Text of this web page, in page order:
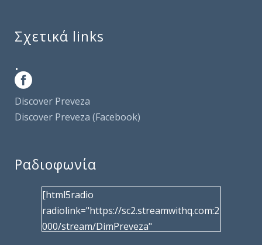
Σχετικά links
.
Discover Preveza
Discover Preveza (Facebook)
Ραδιοφωνία
[html5radio
radiolink="https://sc2.streamwithq.com:2
000/stream/DimPreveza"